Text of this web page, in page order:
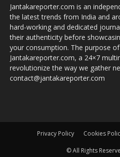
Jantakareporter.com is an
the latest trends from India and
hard-working and dedicated
their authenticity before
your consumption. The purpose
Jantakareporter.com, a 24×7
revolutionize the way we gather
contact@jantakareporter.com
Privacy Policy Cookies
© All Rights